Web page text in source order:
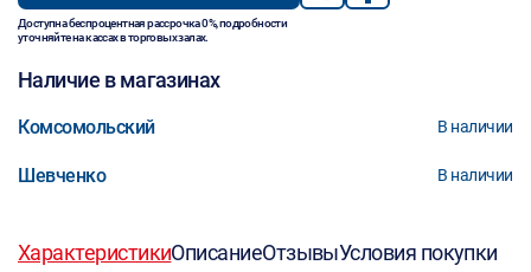
Доступна беспроцентная рассрочка 0%, подробности
уточняйте на кассах в торговых залах.
Наличие в магазинах
Комсомольский В наличии
Шевченко В наличии
ХарактеристикиОписаниеОтзывыУсловия покупки